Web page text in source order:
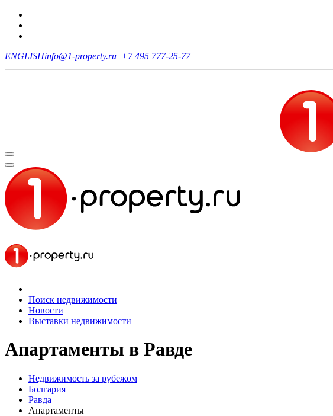
ENGLISHinfo@1-property.ru +7 495 777-25-77
Поиск недвижимости
Новости
Выставки недвижимости
Апартаменты в Равде
Недвижимость за рубежом
Болгария
Равда
Апартаменты